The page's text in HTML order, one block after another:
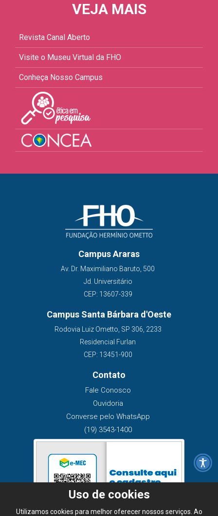
VEJA MAIS
Revista Canal Aberto
Visite o Museu Virtual da FHO
Conheça Nosso Campus
Campus Araras
Av. Dr. Maximiliano Baruto, 500
Jd. Universitário
CEP: 13607-339
Campus Santa Bárbara d'Oeste
Rodovia Luiz Ometto, SP 306, 2233
Residencial Furlan
CEP: 13451-900
Contato
Fale Conosco
Ouvidoria
Converse pelo WhatsApp
(19) 3543-1400
Uso de cookies
Utilizamos cookies para melhor oferecer nossos serviços. Ao